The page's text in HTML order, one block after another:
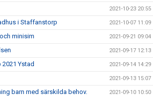
2021-10-23 20:55
i Staffanstorp 2021-10-07 11:09
minisim 2021-09-21 09:04
2021-09-17 12:13
Ystad 2021-09-14 14:29
2021-09-13 15:07
barn med särskilda behov. 2021-09-10 10:50